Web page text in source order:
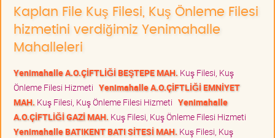
Kaplan File Kuş Filesi, Kuş Önleme Filesi
hizmetini verdiğimiz Yenimahalle
Mahalleleri
Yenimahalle A.O.ÇİFTLİĞİ BEŞTEPE MAH. Kuş Filesi, Kuş
Önleme Filesi Hizmeti Yenimahalle A.O.ÇİFTLİĞİ EMNİYET
MAH. Kuş Filesi, Kuş Önleme Filesi Hizmeti Yenimahalle
A.O.ÇİFTLİĞİ GAZİ MAH. Kuş Filesi, Kuş Önleme Filesi Hizmeti
Yenimahalle BATIKENT BATI SİTESİ MAH. Kuş Filesi, Kuş